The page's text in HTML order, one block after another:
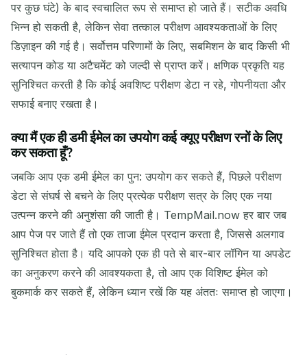
पर कुछ घंटे) के बाद स्वचालित रूप से समाप्त हो जाते हैं। सटीक अवधि
भिन्न हो सकती है, लेकिन सेवा तत्काल परीक्षण आवश्यकताओं के लिए
डिज़ाइन की गई है। सर्वोत्तम परिणामों के लिए, सबमिशन के बाद किसी भी
सत्यापन कोड या अटैचमेंट को जल्दी से प्राप्त करें। क्षणिक प्रकृति यह
सुनिश्चित करती है कि कोई अवशिष्ट परीक्षण डेटा न रहे, गोपनीयता और
सफाई बनाए रखता है।
क्या मैं एक ही डमी ईमेल का उपयोग कई क्यूए परीक्षण रनों के लिए
कर सकता हूँ?
जबकि आप एक डमी ईमेल का पुन: उपयोग कर सकते हैं, पिछले परीक्षण
डेटा से संघर्ष से बचने के लिए प्रत्येक परीक्षण सत्र के लिए एक नया
उत्पन्न करने की अनुशंसा की जाती है। TempMail.now हर बार जब
आप पेज पर जाते हैं तो एक ताजा ईमेल प्रदान करता है, जिससे अलगाव
सुनिश्चित होता है। यदि आपको एक ही पते से बार-बार लॉगिन या अपडेट
का अनुकरण करने की आवश्यकता है, तो आप एक विशिष्ट ईमेल को
बुकमार्क कर सकते हैं, लेकिन ध्यान रखें कि यह अंततः समाप्त हो जाएगा।